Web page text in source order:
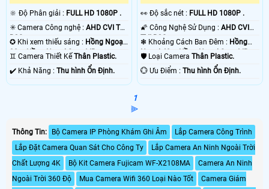
🔆 Độ Phân giải : FULL HD 1080P .
✳️ Camera Công nghệ : AHD CVI TVI
BCS.
✪ Khi xem thiếu sáng : Hồng Ngoại
30m Hồng Ngoại Smart IR.
♊ Camera Thiết KếThân Plastic.
️✔️ Khả Năng : Thu hình Ổn Định.
️👀 Độ sắc nét : FULL HD 1080P .
🌠 Công Nghệ Sử Dụng :AHD CVI
TVI BCS.
❃ Khoảng Cách Ban Đêm : Hồng
Ngoại 40m Hồng Ngoại Smart IR.
🛡 Loại CameraThân Plastic.
️💮 Ưu Điểm :Thu hình Ổn Định.
1
⫸
Thông Tin: Bộ Camera IP Phòng Khám Ghi Âm
Lắp Camera Công Trình
Lắp Đặt Camera Quan Sát Cho Công Ty
Lắp Camera An Ninh Ngoài Trời
Chất Lượng 4K
Bộ Kit Camera Fujicam WF-X2108MA
Camera An Ninh
Ngoài Trời 360 Độ
Mua Camera Wifi 360 Loại Nào Tốt
Camera Giám